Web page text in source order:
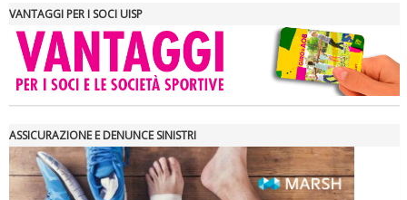
VANTAGGI PER I SOCI UISP
ASSICURAZIONE E DENUNCE SINISTRI